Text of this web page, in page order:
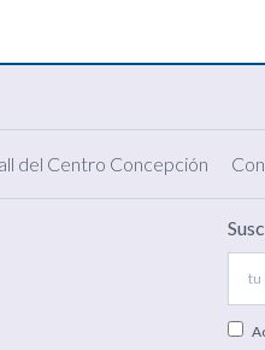
del Centro Concepción